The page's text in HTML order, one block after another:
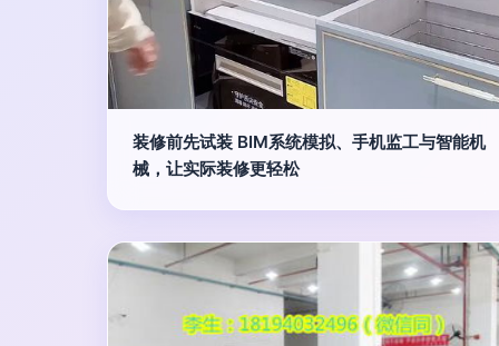
装修前先试装 BIM系统模拟、手机监工与智能机
械，让实际装修更轻松